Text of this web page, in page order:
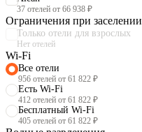
37 отелей от 66 938 ₽
Ограничения при заселении
Только отели для взрослых
Нет отелей
Wi-Fi
Все отели
956 отелей от 61 822 ₽
Есть Wi-Fi
412 отелей от 61 822 ₽
Бесплатный Wi-Fi
405 отелей от 61 822 ₽